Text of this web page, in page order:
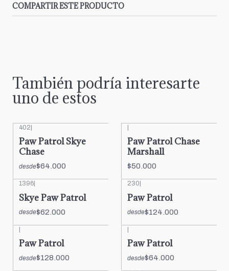
COMPARTIR ESTE PRODUCTO
También podría interesarte
uno de estos
402
Paw Patrol Skye
Chase
desde$64.000
Paw Patrol Chase
Marshall
$50.000
1396
Skye Paw Patrol
desde$62.000
230
Paw Patrol
desde$124.000
|
Paw Patrol
desde$128.000
|
Paw Patrol
desde$64.000